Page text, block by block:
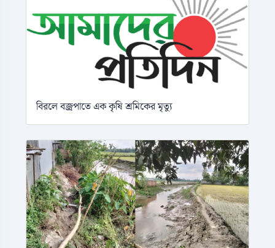
বিরলে বজ্রপাতে এক কৃষি শ্রমিকের মৃত্যু